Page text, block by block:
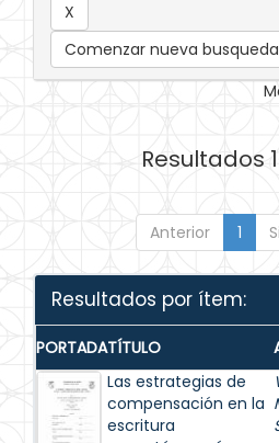
Comenzar nueva busqueda
Resultados
Anterior 1
Resultados por ítem:
PORTADATÍTULO
Las estrategias de
compensación en la
escritura